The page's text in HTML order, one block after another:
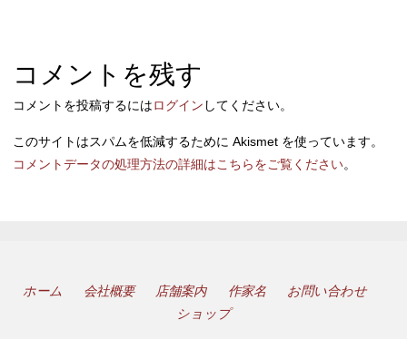
コメントを残す
コメントを投稿するにはログイン してください。
このサイトはスパムを低減するために Akismet を使っています。
コメントデータの処理方法の詳細はこちらをご覧ください。
ホーム 会社概要 店舗案内 作家名
お問い合わせ
ショップ